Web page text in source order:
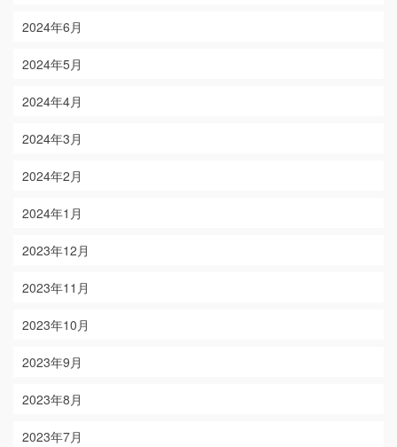
2024年6月
2024年5月
2024年4月
2024年3月
2024年2月
2024年1月
2023年12月
2023年11月
2023年10月
2023年9月
2023年8月
2023年7月